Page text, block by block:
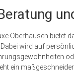
Oberhausen bietet
wird auf
ein